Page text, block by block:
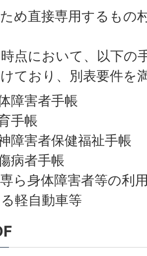
め直接専用するもの
点において、以下の
ており、別表要件を
障害者手帳
手帳
障害者保健福祉手帳
病者手帳
ら身体障害者等の利
軽自動車等